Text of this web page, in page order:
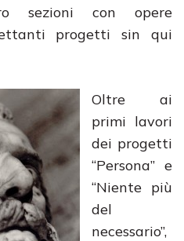
sezioni con opere
progetti sin qui
Oltre ai
primi lavori
dei progetti
“Persona” e
“Niente più
del
necessario”,